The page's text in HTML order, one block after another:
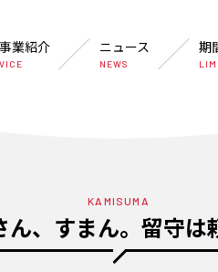
業紹介 ニュース
NEWS
期
KAMISUMA
ん、すまん。留守は